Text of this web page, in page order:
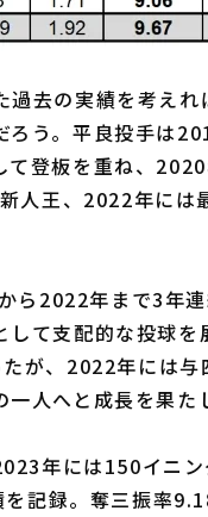
去の実績を考えれ
ろう。平良投手は
て登板を重ね、
人王、2022年には
ら2022年まで3年
して支配的な投球
が、2022年には
人へと成長を果た
年には150イニ
記録。奪三振率